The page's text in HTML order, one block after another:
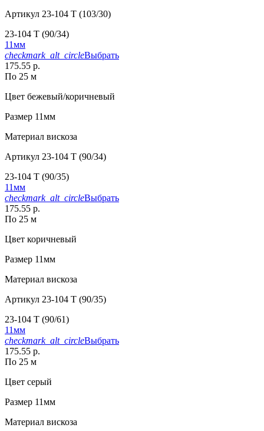
Артикул 23-104 T (103/30)
23-104 T (90/34)
11мм
checkmark_alt_circleВыбрать
175.55 р.
По 25 м
Цвет бежевый/коричневый
Размер 11мм
Материал вискоза
Артикул 23-104 T (90/34)
23-104 T (90/35)
11мм
checkmark_alt_circleВыбрать
175.55 р.
По 25 м
Цвет коричневый
Размер 11мм
Материал вискоза
Артикул 23-104 T (90/35)
23-104 T (90/61)
11мм
checkmark_alt_circleВыбрать
175.55 р.
По 25 м
Цвет серый
Размер 11мм
Материал вискоза